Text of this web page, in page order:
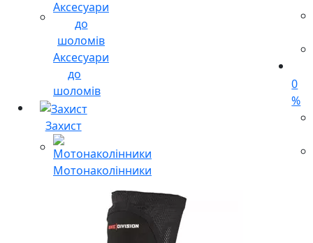
Аксесуари
до
шоломів
Захист
Мотонаколінники
0
%